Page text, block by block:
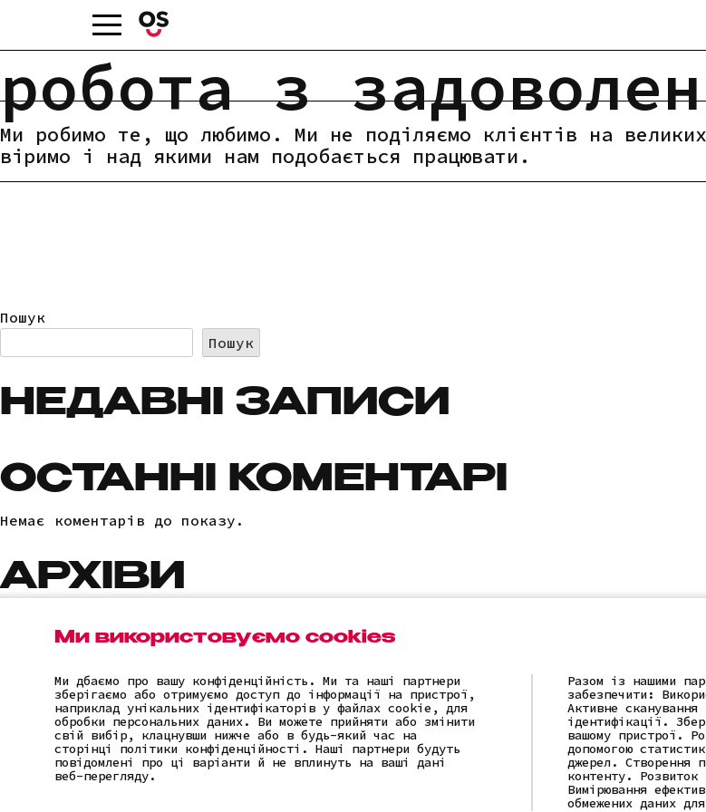
content
робота з
Ми робимо те, що любимо. Ми не поділяємо клієнтів на
віримо і над якими нам подобається працювати.
ЗАПИСІВ
Пошук
Пошук
НЕДАВНІ ЗАПИСИ
ОСТАННІ КОМЕНТАРІ
Немає коментарів до показу.
АРХІВИ
КАТЕГОРІЇ
Немає категорій
(c)2025 "LLC "AI IT
Ми використовуємо cookies
Ми дбаємо про вашу конфіденційність. Ми та наші партнери
зберігаємо або отримуємо доступ до інформації на пристрої,
наприклад унікальних ідентифікаторів у файлах cookie, для
обробки персональних даних. Ви можете прийняти або змінити
свій вибір, клацнувши нижче або в будь-який час на
сторінці політики конфіденційності. Наші партнери будуть
повідомлені про ці варіанти й не вплинуть на ваші дані
веб-перегляду.
Разом із нашими
забезпечити:
Активне
ідентифікації.
вашому пристрої.
допомогою
джерел. Створення
контенту. Розвиток
Вимірювання
обмежених даних